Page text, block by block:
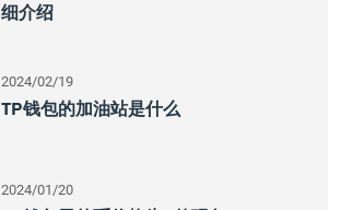
细介绍
2024/02/19
TP钱包的加油站是什么
2024/01/20